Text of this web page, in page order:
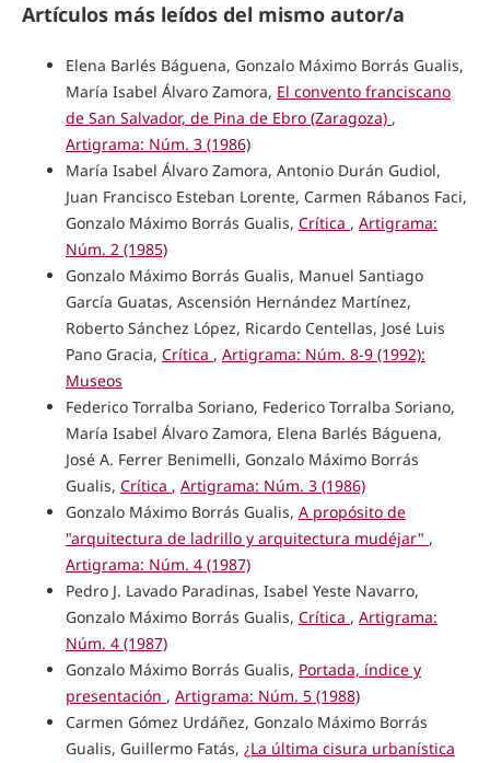
Artículos más leídos del mismo autor/a
Elena Barlés Báguena, Gonzalo Máximo Borrás Gualis,
María Isabel Álvaro Zamora, El convento franciscano
de San Salvador, de Pina de Ebro (Zaragoza) ,
Artigrama: Núm. 3 (1986)
María Isabel Álvaro Zamora, Antonio Durán Gudiol,
Juan Francisco Esteban Lorente, Carmen Rábanos Faci,
Gonzalo Máximo Borrás Gualis, Crítica , Artigrama:
Núm. 2 (1985)
Gonzalo Máximo Borrás Gualis, Manuel Santiago
García Guatas, Ascensión Hernández Martínez,
Roberto Sánchez López, Ricardo Centellas, José Luis
Pano Gracia, Crítica , Artigrama: Núm. 8-9 (1992):
Museos
Federico Torralba Soriano, Federico Torralba Soriano,
María Isabel Álvaro Zamora, Elena Barlés Báguena,
José A. Ferrer Benimelli, Gonzalo Máximo Borrás
Gualis, Crítica , Artigrama: Núm. 3 (1986)
Gonzalo Máximo Borrás Gualis, A propósito de
"arquitectura de ladrillo y arquitectura mudéjar" ,
Artigrama: Núm. 4 (1987)
Pedro J. Lavado Paradinas, Isabel Yeste Navarro,
Gonzalo Máximo Borrás Gualis, Crítica , Artigrama:
Núm. 4 (1987)
Gonzalo Máximo Borrás Gualis, Portada, índice y
presentación , Artigrama: Núm. 5 (1988)
Carmen Gómez Urdáñez, Gonzalo Máximo Borrás
Gualis, Guillermo Fatás, ¿La última cisura urbanística